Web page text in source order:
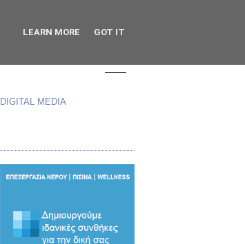
DIGITAL MEDIA
LEARN MORE GOT IT